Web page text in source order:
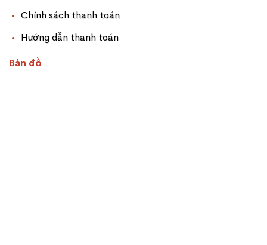
Chính sách thanh toán
Hướng dẫn thanh toán
Bản đồ